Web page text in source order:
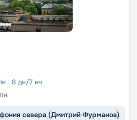
8 дн/7 нч
пн
севера (Дмитрий Фурманов)